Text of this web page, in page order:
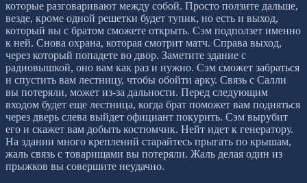
которые разговаривают между собой. Просто ползите дальше,
везде, кроме одной решетки будет тупик, но есть и выход,
который вы с братом сможете открыть. Сэм подползет именно
к ней. Снова охрана, которая смотрит матч. Справа выход,
через который попадете во двор. Заметите здание с
радиовышкой, оно вам как раз и нужно. Сэм сможет забраться
и спустить вам лестницу, чтобы обойти арку. Связь с Салли
вы потеряли, может из-за дальности. Перед следующим
входом будет еще лестница, когда брат поможет вам подняться
через дверь слева выйдет официант покурить. Сэм вырубит
его и скажет вам добыть костюмчик. Нейт идет к генератору.
На здании много креплений старайтесь прыгать по крышам,
жаль связь с товарищами вы потеряли. Жаль делая один из
прыжков вы совершите неудачно.